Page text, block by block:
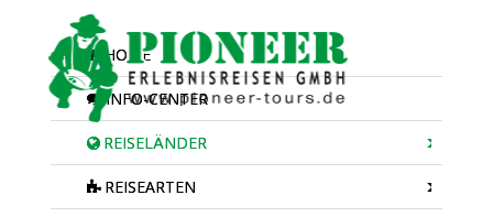
HOME
INFO-CENTER
REISELÄNDER
REISEARTEN